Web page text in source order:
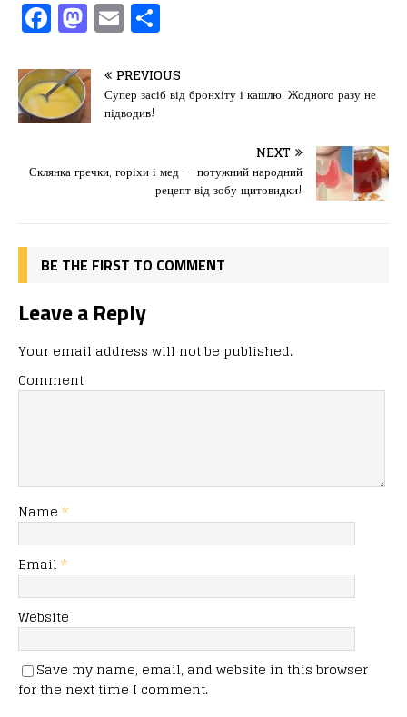
F
a
c
e
b
o
o
M
a
st
o
d
o
n
E
m
ai
l
іл
и
ис
я
PREVIOUS
Супер засіб від бронхіту і кашлю. Жодного разу не
підводив!
NEXT
Склянка гречки, горіхи і мед — потужний народний
рецепт від зобу щитовидки!
BE THE FIRST TO COMMENT
Leave a Reply
Your email address will not be published.
Comment
Name *
Email *
Website
Save my name, email, and website in this browser
for the next time I comment.